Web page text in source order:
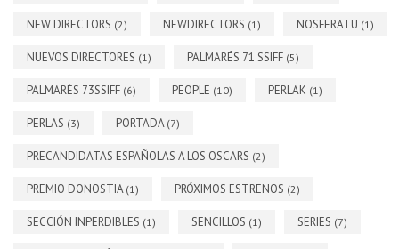
NEW DIRECTORS (2) NEWDIRECTORS (1) NOSFERATU (1)
NUEVOS DIRECTORES (1) PALMARÉS 71 SSIFF (5)
PALMARÉS 73SSIFF (6) PEOPLE (10) PERLAK (1)
PERLAS (3) PORTADA (7)
PRECANDIDATAS ESPAÑOLAS A LOS OSCARS (2)
PREMIO DONOSTIA (1) PRÓXIMOS ESTRENOS (2)
SECCIÓN INPERDIBLES (1) SENCILLOS (1) SERIES (7)